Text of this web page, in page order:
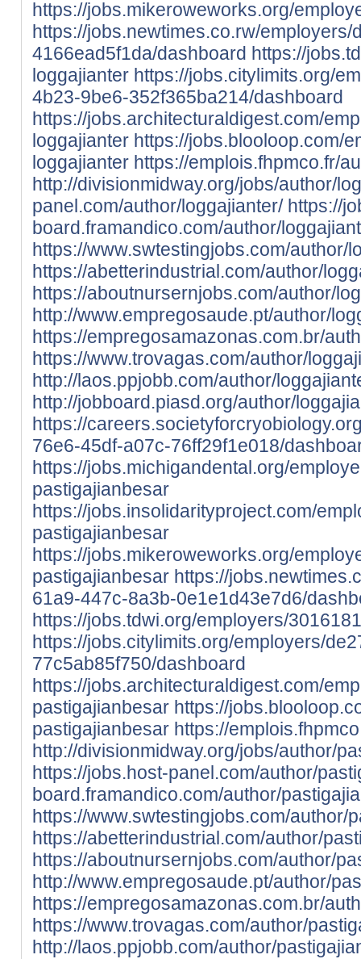
https://jobs.mikeroweworks.org/
https://jobs.newtimes.co.rw/
4166ead5f1da/dashboard https://
loggajianter https://jobs.citylimits.org/
4b23-9be6-352f365ba214/dashboard
https://jobs.architecturaldigest.com/
loggajianter https://jobs.blooloop.com/
loggajianter https://emplois.fhpmco.fr/
http://divisionmidway.org/jobs/author/
panel.com/author/loggajianter/ https://
board.framandico.com/author/
https://www.swtestingjobs.com/author/
https://abetterindustrial.com/author/
https://aboutnursernjobs.com/author/
http://www.empregosaude.pt/author/
https://empregosamazonas.com.br/
https://www.trovagas.com/author/
http://laos.ppjobb.com/author/
http://jobboard.piasd.org/author/
https://
76e6-45df-a07c-76ff29f1e018/
https://jobs.michigandental.org/
pastigajianbesar
https://jobs.insolidarityproject.com/
pastigajianbesar
https://jobs.mikeroweworks.org/
pastigajianbesar https://
61a9-447c-8a3b-0e1e1d43e7d6/
https://jobs.tdwi.org/employers/
https://jobs.citylimits.org/employers/
77c5ab85f750/dashboard
https://jobs.architecturaldigest.com/
pastigajianbesar https://
pastigajianbesar https://
http://divisionmidway.org/jobs/author/
https://jobs.host-panel.com/author/
board.framandico.com/author/
https://www.swtestingjobs.com/author/
https://abetterindustrial.com/author/
https://aboutnursernjobs.com/author/
http://www.empregosaude.pt/author/
https://empregosamazonas.com.br/
https://www.trovagas.com/author/
http://laos.ppjobb.com/author/